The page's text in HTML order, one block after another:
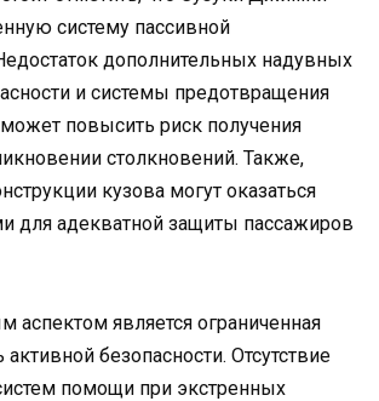
систему пассивной
дополнительных надувных
и системы предотвращения
повысить риск получения
столкновений. Также,
кузова могут оказаться
для адекватной защиты пассажиров
является ограниченная
безопасности. Отсутствие
помощи при экстренных